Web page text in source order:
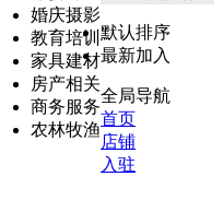
婚庆摄影
教育培训
家具建材
房产相关
商务服务
农林牧渔
默认排序
最新加入
全局导航
首页
店铺
入驻